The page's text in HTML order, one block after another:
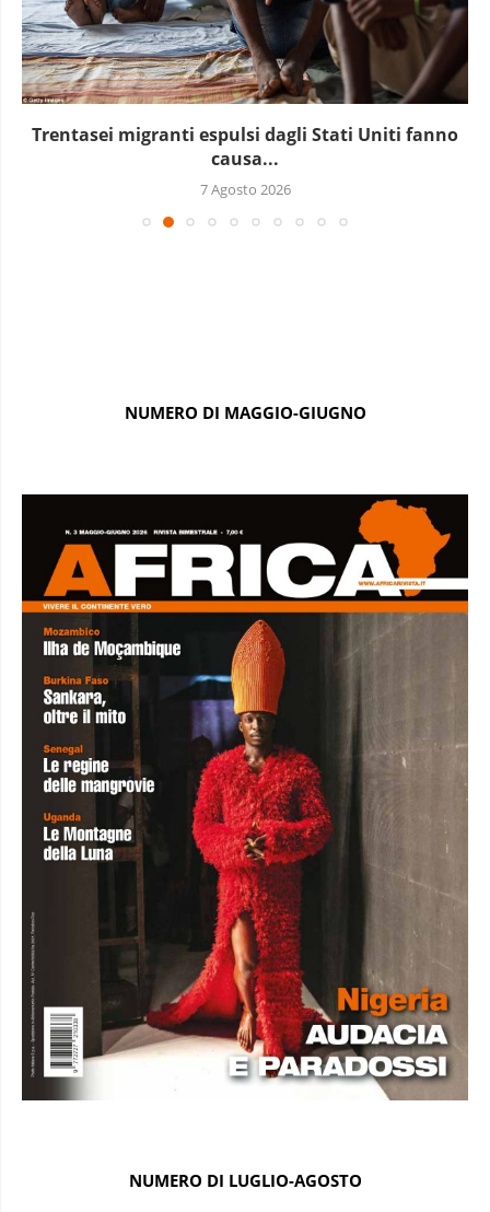
Trentasei migranti espulsi dagli Stati Uniti fanno
causa...
7 Agosto 2026
NUMERO DI MAGGIO-GIUGNO
NUMERO DI LUGLIO-AGOSTO